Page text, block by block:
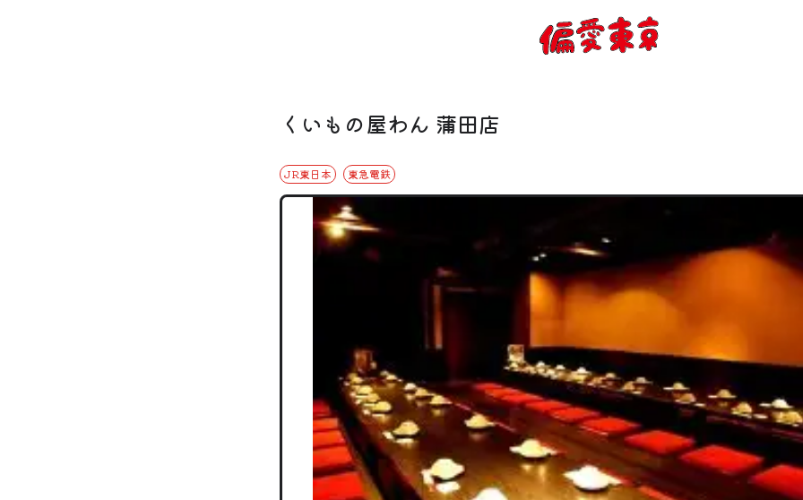
お知らせ
トップ
偏愛コミュニティ
投稿
偏愛記事
くいもの屋わん 蒲田店
JR東日本 東急電鉄